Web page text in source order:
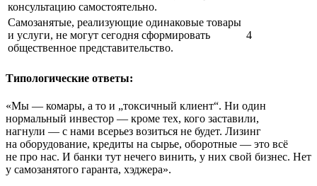
консультацию самостоятельно.
Самозанятые, реализующие одинаковые товары
и услуги, не могут сегодня сформировать
общественное представительство.
4
Типологические ответы:
«Мы — комары, а то и „токсичный клиент“. Ни один
нормальный инвестор — кроме тех, кого заставили,
нагнули — с нами всерьез возиться не будет. Лизинг
на оборудование, кредиты на сырье, оборотные — это всё
не про нас. И банки тут нечего винить, у них свой бизнес. Нет
у самозанятого гаранта, хэджера».